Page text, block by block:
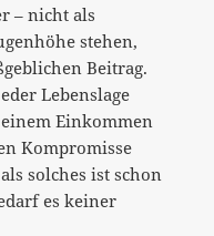
– nicht als
stehen,
Beitrag.
Lebenslage
Einkommen
Kompromisse
solches ist schon
es keiner